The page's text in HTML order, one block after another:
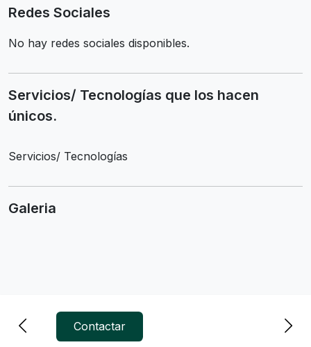
Redes Sociales
No hay redes sociales disponibles.
Servicios/ Tecnologías que los hacen
únicos.
Servicios/ Tecnologías
Galeria
Contactar